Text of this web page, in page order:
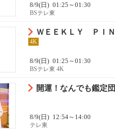
8/9(日) 01:25～01:30
BSテレ東
ＷＥＥＫＬＹ ＰＩ
4K
8/9(日) 01:25～01:30
BSテレ東 4K
開運！なんでも鑑定
8/9(日) 12:54～14:00
テレ東